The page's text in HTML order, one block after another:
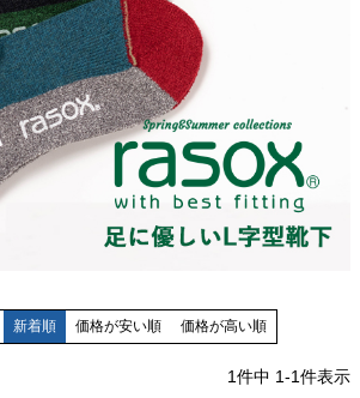
新着順 価格が安い順 価格が高い順
1件中 1-1件表示